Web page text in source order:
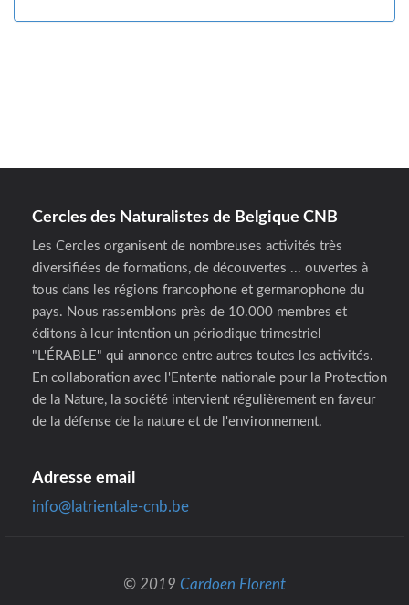
Cercles des Naturalistes de Belgique CNB
Les Cercles organisent de nombreuses activités très
diversifiées de formations, de découvertes ... ouvertes à
tous dans les régions francophone et germanophone du
pays. Nous rassemblons près de 10.000 membres et
éditons à leur intention un périodique trimestriel
"L'ÉRABLE" qui annonce entre autres toutes les activités.
En collaboration avec l'Entente nationale pour la Protection
de la Nature, la société intervient régulièrement en faveur
de la défense de la nature et de l'environnement.
Adresse email
info@latrientale-cnb.be
© 2019 Cardoen Florent